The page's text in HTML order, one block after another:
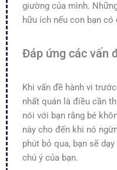
giường của mình.
hữu ích nếu con bạn
Đáp ứng các vấn
Khi vấn đề hành vi
nhất quán là điều cần
nói với bạn rằng bé
này cho đến khi nó
phút bỏ qua, bạn sẽ
chú ý của bạn.